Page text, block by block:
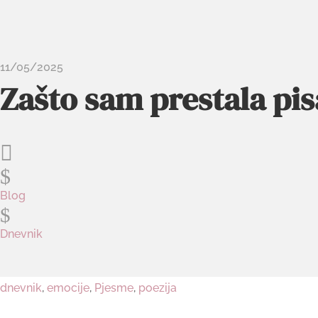
11/05/2025
Zašto sam prestala

$
Blog
$
Dnevnik
dnevnik, emocije, Pjesme, poezija